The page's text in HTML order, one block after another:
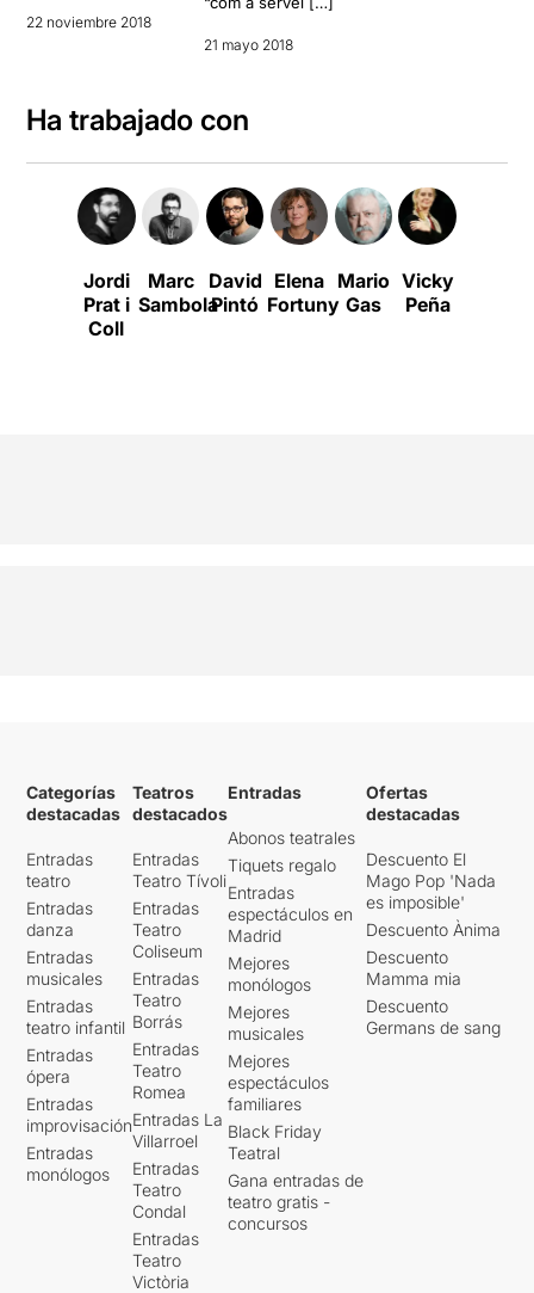
22 noviembre 2018
21 mayo 2018
Ha trabajado con
Jordi
Prat i
Coll
Marc
Sambola
David
Pintó
Elena
Fortuny
Mario
Gas
Vicky
Peña
Categorías
destacadas
Entradas
teatro
Entradas
danza
Entradas
musicales
Entradas
teatro infantil
Entradas
ópera
Entradas
improvisación
Entradas
monólogos
Teatros
destacados
Entradas
Teatro Tívoli
Entradas
Teatro
Coliseum
Entradas
Teatro
Borrás
Entradas
Teatro
Romea
Entradas La
Villarroel
Entradas
Teatro
Condal
Entradas
Teatro
Victòria
Entradas
Abonos teatrales
Tiquets regalo
Entradas
espectáculos en
Madrid
Mejores
monólogos
Mejores
musicales
Mejores
espectáculos
familiares
Black Friday
Teatral
Gana entradas de
teatro gratis -
concursos
Ofertas
destacadas
Descuento El
Mago Pop 'Nada
es imposible'
Descuento Ànima
Descuento
Mamma mia
Descuento
Germans de sang